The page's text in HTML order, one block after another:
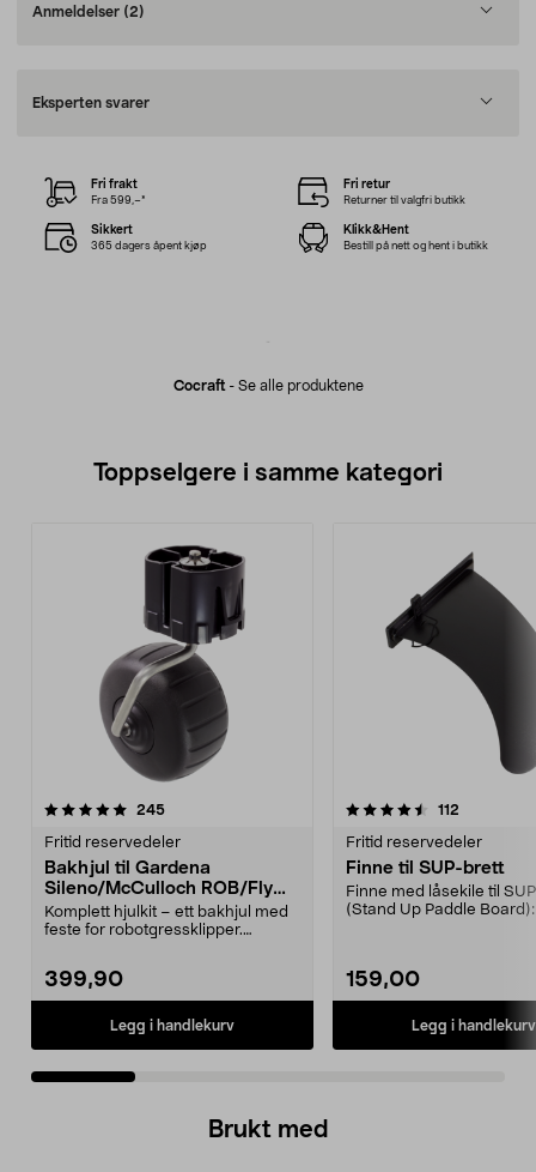
Anmeldelser (2)
Eksperten svarer
Cocraft- Se alle produktene
Fri frakt
Fra 599,–*
Fri retur
Returner til valgfri butikk
Sikkert
365 dagers åpent kjøp
Klikk&Hent
Bestill på nett og hent i butikk
Toppselgere i samme kategori
245anmeldelser
Fritid reservedeler
Bakhjul til Gardena
Sileno/McCulloch ROB/Flymo
Easilife
Komplett hjulkit – ett bakhjul med
feste for robotgressklipper.
399,90
Legg i handlekurv
4.5 av 5 stjerner 112
Fritid reservedeler
Finne til SUP-brett
Finne med låsekile til
(Stand Up Paddle Board):
159,00
Legg i handlekurv
5.0 av 5 stjerner
Brukt med